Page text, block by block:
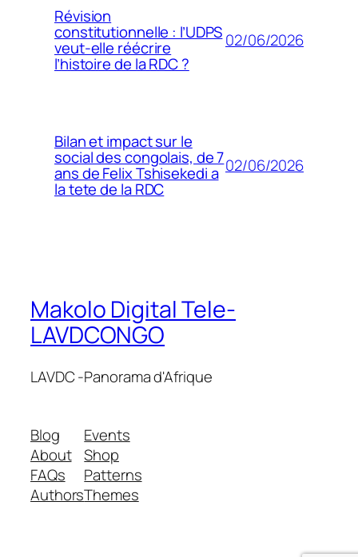
Révision
constitutionnelle : l’UDPS
veut-elle réécrire
l’histoire de la RDC ?
02/06/2026
Bilan et impact sur le
social des congolais, de 7
ans de Felix Tshisekedi a
la tete de la RDC
02/06/2026
Makolo Digital Tele-
LAVDCONGO
LAVDC -Panorama d'Afrique
Blog
About
FAQs
Authors
Events
Shop
Patterns
Themes